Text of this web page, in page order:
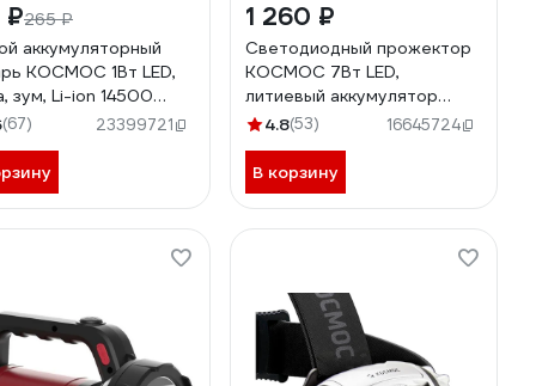
₽265 ₽
аккумуляторный
КОСМОС 1Вт LED,
зум, Li-ion 14500
ABS-пластик, USB-
(67) 23399721
1 260 ₽
Светодиодный прожектор
КОСМОС 7Вт LED,
литиевый аккумулятор
3600мАч, 2 режима
KOCAccu367W
4.8(53) 16645724
В корзину